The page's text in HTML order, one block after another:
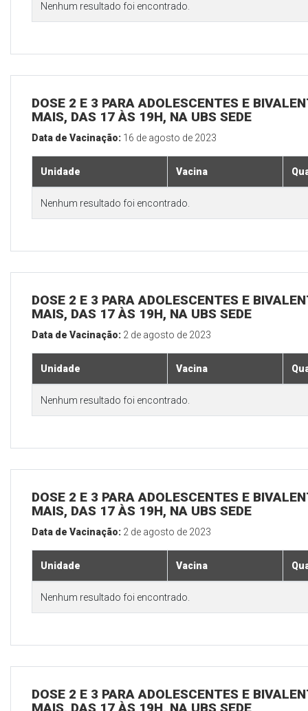
Nenhum resultado foi encontrado.
DOSE 2 E 3 PARA ADOLESCENTES E
MAIS, DAS 17 ÀS 19H, NA UBS SEDE
Data de Vacinação: 16 de agosto de 2023
Unidade Vacina
Nenhum resultado foi encontrado.
DOSE 2 E 3 PARA ADOLESCENTES E
MAIS, DAS 17 ÀS 19H, NA UBS SEDE
Data de Vacinação: 2 de agosto de 2023
Unidade Vacina
Nenhum resultado foi encontrado.
DOSE 2 E 3 PARA ADOLESCENTES E
MAIS, DAS 17 ÀS 19H, NA UBS SEDE
Data de Vacinação: 2 de agosto de 2023
Unidade Vacina
Nenhum resultado foi encontrado.
DOSE 2 E 3 PARA ADOLESCENTES E